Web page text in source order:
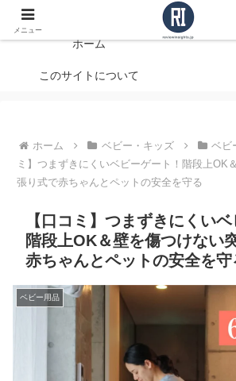
データで見る、本当に役立つ商品
ホーム
このサイトについて
ホーム ベビー・キッズ ベビ
ミ】つまずきにくいベビーゲート！階段上OK
張り式で赤ちゃんとペットの安全を守る
【口コミ】つまずきにくいベ
階段上OK＆壁を傷つけない
赤ちゃんとペットの安全を守
ベビー用品
メニュー